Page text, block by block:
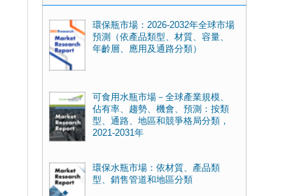
環保瓶市場：2026-2032年全球市場
預測（依產品類型、材質、容量、
年齡層、應用及通路分類）
可食用水瓶市場－全球產業規模、
佔有率、趨勢、機會、預測：按類
型、通路、地區和競爭格局分類，
2021-2031年
環保水瓶市場：依材質、產品類
型、銷售管道和地區分類